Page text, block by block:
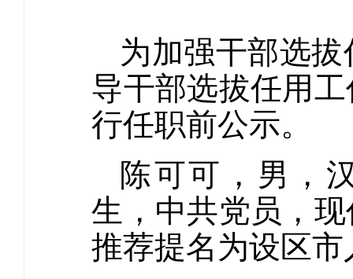
为加强干部选
导干部选拔任用
行任职前公示。
陈可可，男，
生，中共党员，
推荐提名为设区